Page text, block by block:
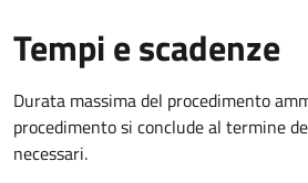
Tempi e scadenze
Durata massima del procedimento
procedimento si conclude al termine
necessari.